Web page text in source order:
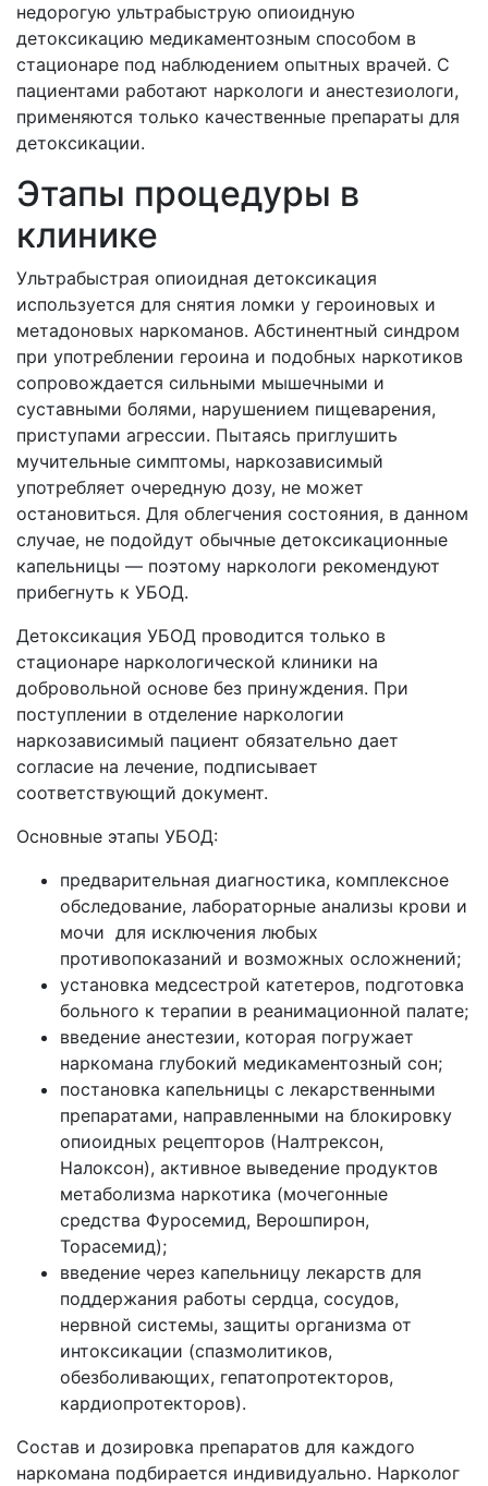
недорогую ультрабыструю опиоидную
детоксикацию медикаментозным способом в
стационаре под наблюдением опытных врачей. С
пациентами работают наркологи и анестезиологи,
применяются только качественные препараты для
детоксикации.
Этапы процедуры в
клинике
Ультрабыстрая опиоидная детоксикация
используется для снятия ломки у героиновых и
метадоновых наркоманов. Абстинентный синдром
при употреблении героина и подобных наркотиков
сопровождается сильными мышечными и
суставными болями, нарушением пищеварения,
приступами агрессии. Пытаясь приглушить
мучительные симптомы, наркозависимый
употребляет очередную дозу, не может
остановиться. Для облегчения состояния, в данном
случае, не подойдут обычные детоксикационные
капельницы — поэтому наркологи рекомендуют
прибегнуть к УБОД.
Детоксикация УБОД проводится только в
стационаре наркологической клиники на
добровольной основе без принуждения. При
поступлении в отделение наркологии
наркозависимый пациент обязательно дает
согласие на лечение, подписывает
соответствующий документ.
Основные этапы УБОД:
предварительная диагностика, комплексное
обследование, лабораторные анализы крови и
мочи для исключения любых
противопоказаний и возможных осложнений;
установка медсестрой катетеров, подготовка
больного к терапии в реанимационной палате;
введение анестезии, которая погружает
наркомана глубокий медикаментозный сон;
постановка капельницы с лекарственными
препаратами, направленными на блокировку
опиоидных рецепторов (Налтрексон,
Налоксон), активное выведение продуктов
метаболизма наркотика (мочегонные
средства Фуросемид, Верошпирон,
Торасемид);
введение через капельницу лекарств для
поддержания работы сердца, сосудов,
нервной системы, защиты организма от
интоксикации (спазмолитиков,
обезболивающих, гепатопротекторов,
кардиопротекторов).
Состав и дозировка препаратов для каждого
наркомана подбирается индивидуально. Нарколог